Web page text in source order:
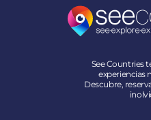
See Countries
experiencias
Descubre,